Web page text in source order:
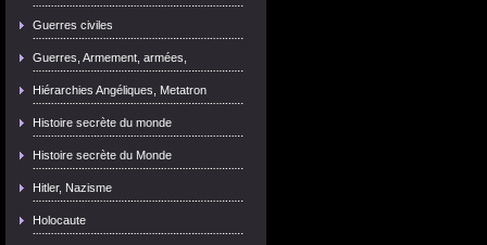
Guerres civiles
Guerres, Armement, armées,
Hiérarchies Angéliques, Metatron
Histoire secrète du monde
Histoire secrète du Monde
Hitler, Nazisme
Holocaute